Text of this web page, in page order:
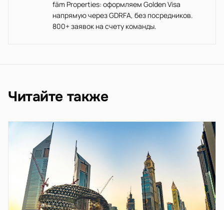
fäm Properties: оформляем Golden Visa
напрямую через GDRFA, без посредников.
800+ заявок на счету команды.
Читайте также